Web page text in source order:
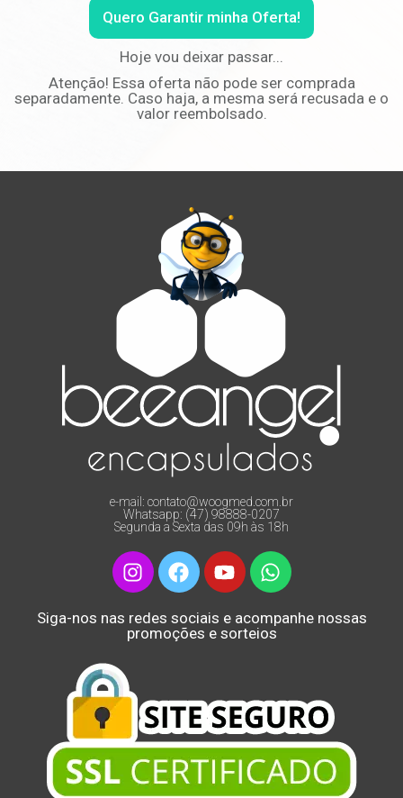
Quero Garantir minha Oferta!
Hoje vou deixar passar...
Atenção! Essa oferta não pode ser comprada
separadamente. Caso haja, a mesma será recusada e o
valor reembolsado.
e-mail: contato@woogmed.com.br
Whatsapp: (47) 98888-0207
Segunda a Sexta das 09h às 18h
Siga-nos nas redes sociais e acompanhe nossas
promoções e sorteios